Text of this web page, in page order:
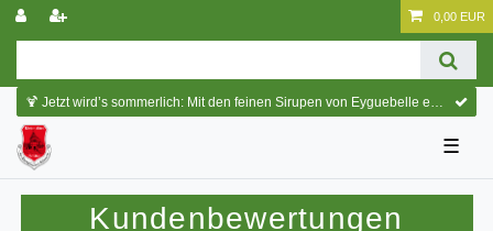
0,00 EUR
🍹 Jetzt wird’s sommerlich: Mit den feinen Sirupen von Eyguebelle entstehen erfrischende Cocktails und köstliche Sommerdrinks.
☰
Kundenbewertungen